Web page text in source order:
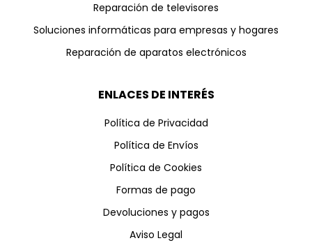
Reparación de televisores
Soluciones informáticas para empresas y hogares
Reparación de aparatos electrónicos
ENLACES DE INTERÉS
Política de Privacidad
Política de Envíos
Política de Cookies
Formas de pago
Devoluciones y pagos
Aviso Legal